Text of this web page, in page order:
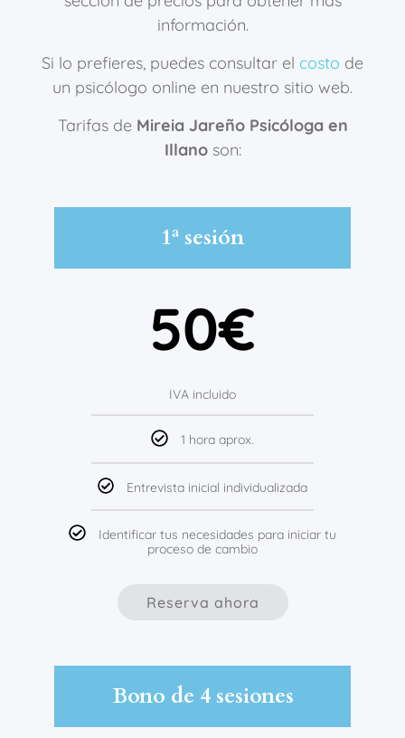
información.
Si lo prefieres, puedes consultar el costo de
un psicólogo online en nuestro sitio web.
Tarifas de Mireia Jareño Psicóloga en
Illanoson:
1ª sesión
50€
IVA incluido
1 hora aprox.
Entrevista inicial individualizada
Identificar tus necesidades para iniciar tu
proceso de cambio
Reserva ahora
Bono de 4 sesiones